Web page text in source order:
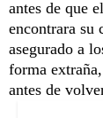
antes de que
encontrara su
asegurado a
forma
antes de